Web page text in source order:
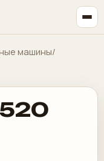
машины/
520